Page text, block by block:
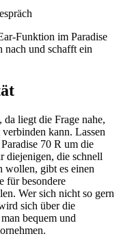
Funktion im Paradise
nach und schafft ein
da liegt die Frage nahe,
kann. Lassen
70 R um die
diejenigen, die schnell
wollen, gibt es einen
für besondere
Wer sich nicht so gern
sich über die
bequem und